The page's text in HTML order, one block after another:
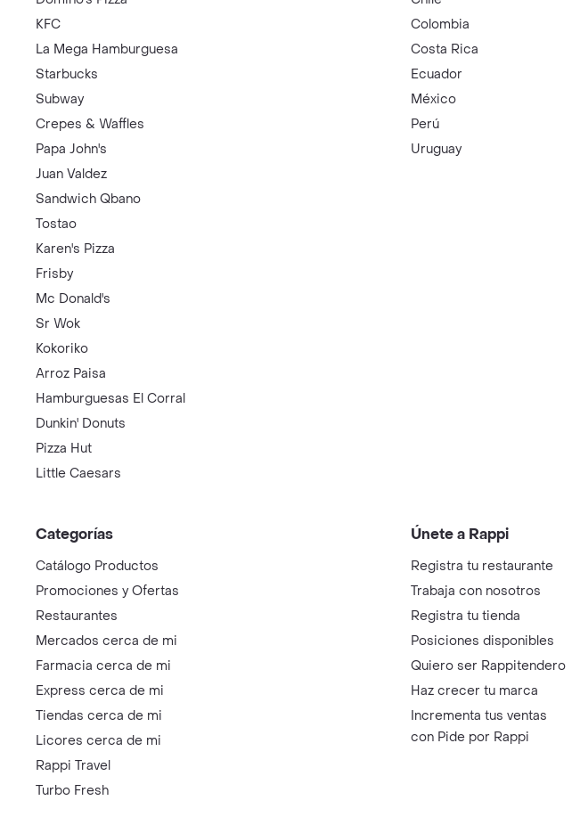
KFC
La Mega Hamburguesa
Starbucks
Subway
Crepes & Waffles
Papa John's
Juan Valdez
Sandwich Qbano
Tostao
Karen's Pizza
Frisby
Mc Donald's
Sr Wok
Kokoriko
Arroz Paisa
Hamburguesas El Corral
Dunkin' Donuts
Pizza Hut
Little Caesars
Colombia
Costa Rica
Ecuador
México
Perú
Uruguay
Categorías
Catálogo Productos
Promociones y Ofertas
Restaurantes
Mercados cerca de mi
Farmacia cerca de mi
Express cerca de mi
Tiendas cerca de mi
Licores cerca de mi
Rappi Travel
Turbo Fresh
Únete a Rappi
Registra tu restaurante
Trabaja con nosotros
Registra tu tienda
Posiciones disponibles
Quiero ser Rappitendero
Haz crecer tu marca
Incrementa tus ventas
con Pide por Rappi